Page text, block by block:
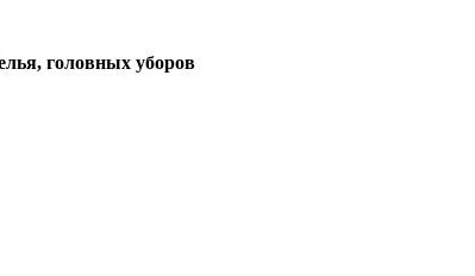
головных уборов